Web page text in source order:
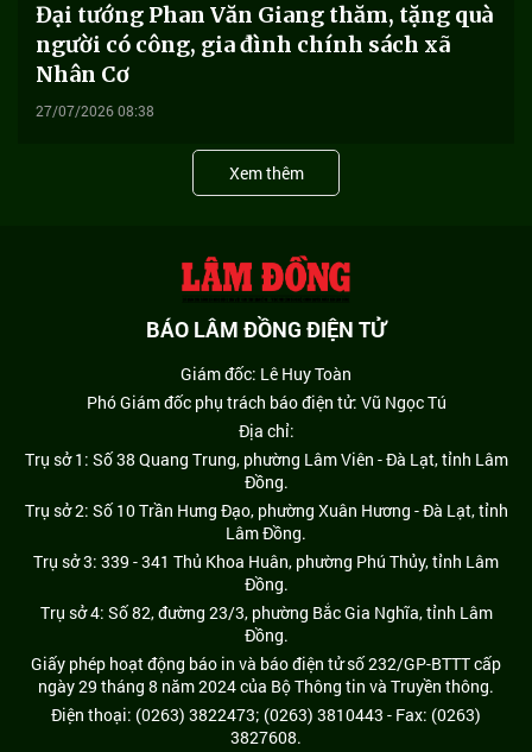
Đại tướng Phan Văn Giang thăm, tặng quà
người có công, gia đình chính sách xã
Nhân Cơ
27/07/2026 08:38
Xem thêm
BÁO LÂM ĐỒNG ĐIỆN TỬ
Giám đốc: Lê Huy Toàn
Phó Giám đốc phụ trách báo điện tử: Vũ Ngọc Tú
Địa chỉ:
Trụ sở 1: Số 38 Quang Trung, phường Lâm Viên - Đà Lạt, tỉnh Lâm
Đồng.
Trụ sở 2: Số 10 Trần Hưng Đạo, phường Xuân Hương - Đà Lạt, tỉnh
Lâm Đồng.
Trụ sở 3: 339 - 341 Thủ Khoa Huân, phường Phú Thủy, tỉnh Lâm
Đồng.
Trụ sở 4: Số 82, đường 23/3, phường Bắc Gia Nghĩa, tỉnh Lâm
Đồng.
Giấy phép hoạt động báo in và báo điện tử số 232/GP-BTTT cấp
ngày 29 tháng 8 năm 2024 của Bộ Thông tin và Truyền thông.
Điện thoại: (0263) 3822473; (0263) 3810443 - Fax: (0263)
3827608.